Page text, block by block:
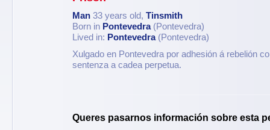
Man 33 years old, Tinsmith
Born in Pontevedra(Pontevedra)
Lived in: Pontevedra(Pontevedra)
Xulgado en Pontevedra por adhesión á rebelión
sentenza a cadea perpetua.
Queres pasarnos información sobre esta